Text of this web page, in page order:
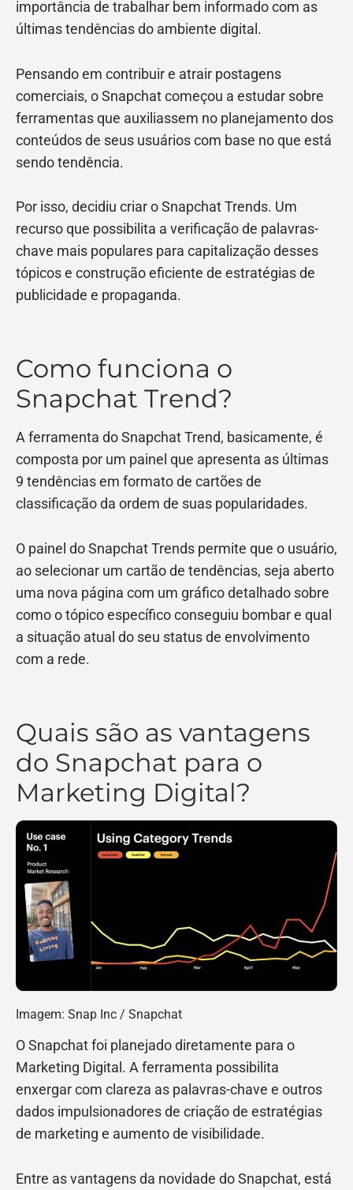
importância de trabalhar bem informado com as
últimas tendências do ambiente digital.
Pensando em contribuir e atrair postagens
comerciais, o Snapchat começou a estudar sobre
ferramentas que auxiliassem no planejamento dos
conteúdos de seus usuários com base no que está
sendo tendência.
Por isso, decidiu criar o Snapchat Trends. Um
recurso que possibilita a verificação de palavras-
chave mais populares para capitalização desses
tópicos e construção eficiente de estratégias de
publicidade e propaganda.
Como funciona o
Snapchat Trend?
A ferramenta do Snapchat Trend, basicamente, é
composta por um painel que apresenta as últimas
9 tendências em formato de cartões de
classificação da ordem de suas popularidades.
O painel do Snapchat Trends permite que o usuário,
ao selecionar um cartão de tendências, seja aberto
uma nova página com um gráfico detalhado sobre
como o tópico específico conseguiu bombar e qual
a situação atual do seu status de envolvimento
com a rede.
Quais são as vantagens
do Snapchat para o
Marketing Digital?
Imagem: Snap Inc / Snapchat
O Snapchat foi planejado diretamente para o
Marketing Digital. A ferramenta possibilita
enxergar com clareza as palavras-chave e outros
dados impulsionadores de criação de estratégias
de marketing e aumento de visibilidade.
Entre as vantagens da novidade do Snapchat, está